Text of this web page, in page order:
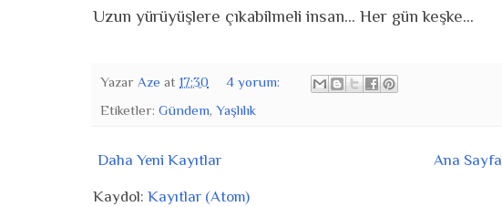
Uzun yürüyüşlere çıkabilmeli insan... Her gün keşke...
Yazar Aze at 17:30
4 yorum:
Etiketler: Gündem, Yaşlılık
Daha Yeni Kayıtlar Ana Sayfa
Kaydol: Kayıtlar (Atom)